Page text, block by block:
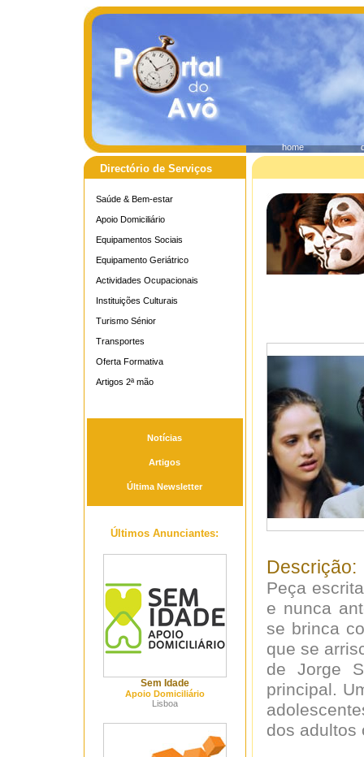
home
Directório de Serviços
Saúde & Bem-estar
Apoio Domiciliário
Equipamentos Sociais
Equipamento Geriátrico
Actividades Ocupacionais
Instituições Culturais
Turismo Sénior
Transportes
Oferta Formativa
Artigos 2ª mão
Notícias
Artigos
Última Newsletter
Últimos Anunciantes:
Sem Idade
Apoio Domiciliário
Lisboa
Descrição:
Peça
e nunca
se brinca
que se
de Jorge
principal.
dos adultos